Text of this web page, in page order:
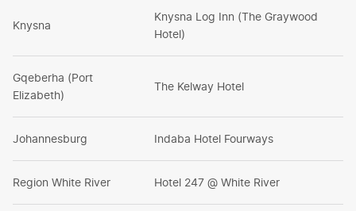
Knysna
Knysna Log Inn (The Graywood
Hotel)
Gqeberha (Port
Elizabeth)
The Kelway Hotel
Johannesburg Indaba Hotel Fourways
Region White River Hotel 247 @ White River